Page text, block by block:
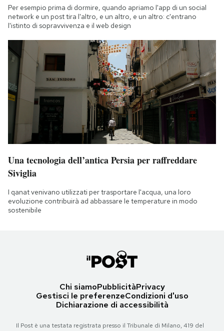
Per esempio prima di dormire, quando apriamo l'app di un social
network e un post tira l'altro, e un altro, e un altro: c'entrano
l'istinto di sopravvivenza e il web design
Una tecnologia dell’antica Persia per raffreddare
Siviglia
I qanat venivano utilizzati per trasportare l'acqua, una loro
evoluzione contribuirà ad abbassare le temperature in modo
sostenibile
Chi siamoPubblicitàPrivacy
Gestisci le preferenzeCondizioni d'uso
Dichiarazione di accessibilità
Il Post è una testata registrata presso il Tribunale di Milano, 419 del